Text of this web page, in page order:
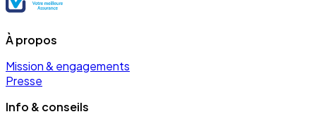
À propos
Mission & engagements
Presse
Info & conseils